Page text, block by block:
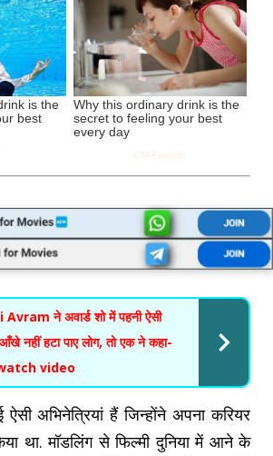
Avram ने अवार्ड शो में पहनी ऐसी
नहीं हटा पाए लोग, तो एक ने कहा-
watch video
ऐसी अभिनेत्रियां हैं जिन्होंने अपना करियर
था. मॉडलिंग से फिल्मी दुनिया में आने के